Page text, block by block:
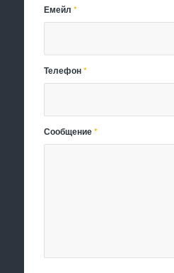
Емейл*
Телефон*
Сообщение*